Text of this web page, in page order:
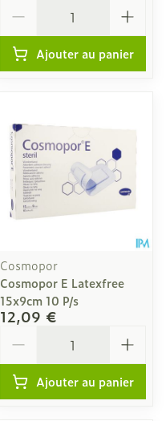
Ajouter au panier
Cosmopor
Cosmopor E Latexfree
15x9cm 10 P/s
12,09 €
Ajouter au panier